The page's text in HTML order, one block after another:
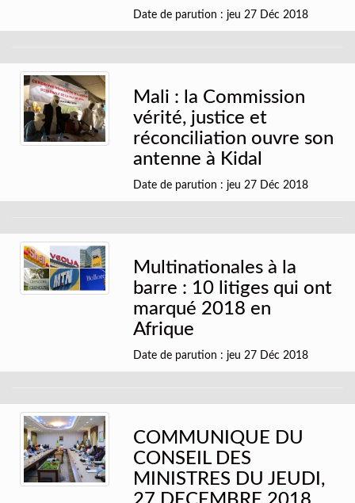
Date de parution : jeu 27 Déc 2018
Mali : la Commission
vérité, justice et
réconciliation ouvre son
antenne à Kidal
Date de parution : jeu 27 Déc 2018
Multinationales à la
barre : 10 litiges qui ont
marqué 2018 en
Afrique
Date de parution : jeu 27 Déc 2018
COMMUNIQUE DU
CONSEIL DES
MINISTRES DU JEUDI,